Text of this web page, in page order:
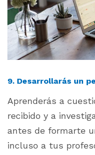
9. Desarrollarás un
Aprenderás a
recibido y a
antes de formarte
incluso a tus